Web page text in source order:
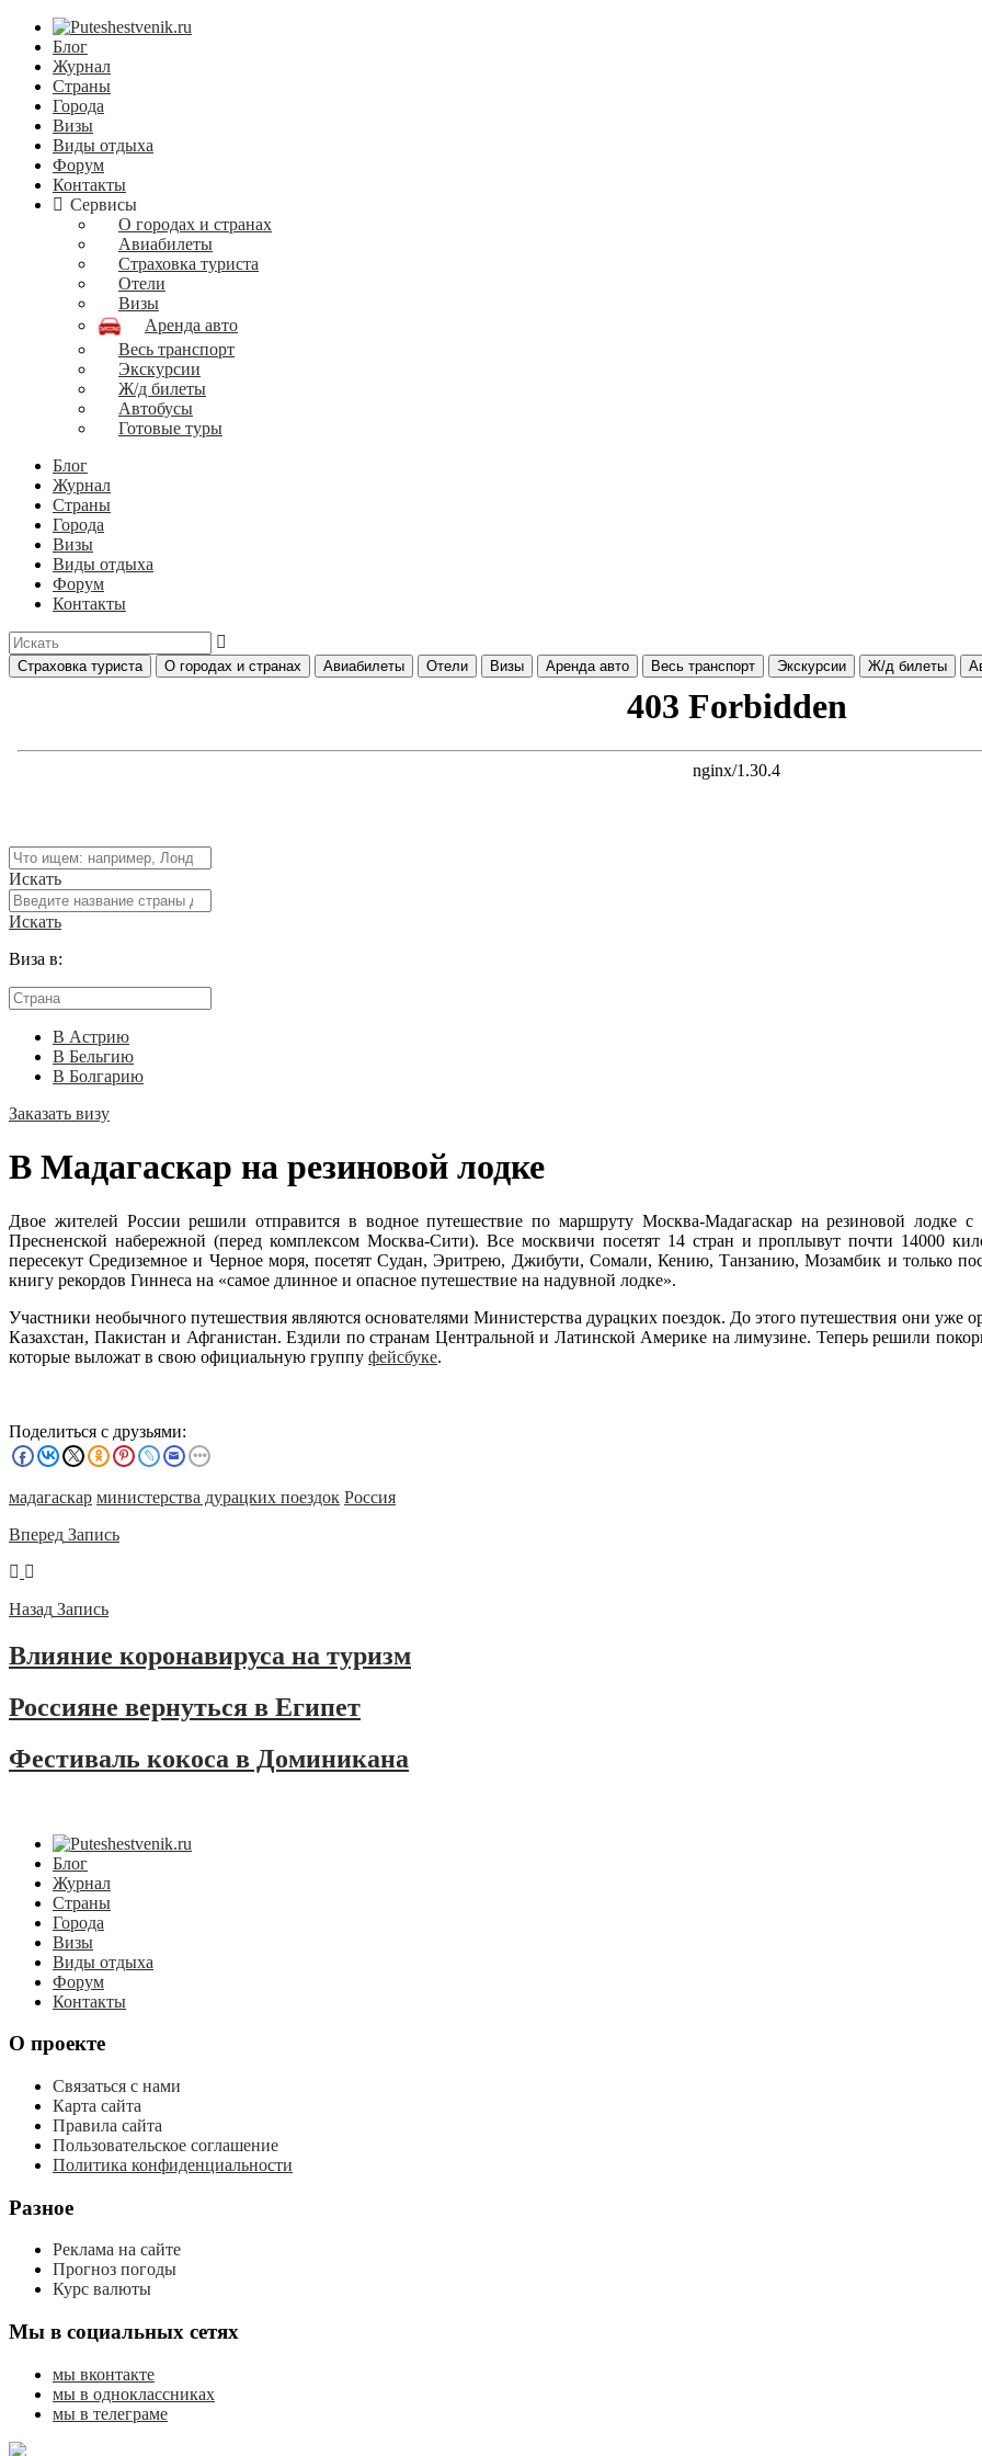
Блог
Журнал
Страны
Города
Визы
Виды отдыха
Форум
Контакты
Сервисы
О городах и странах
Авиабилеты
Страховка туриста
Отели
Визы
Аренда авто
Весь транспорт
Экскурсии
Ж/д билеты
Автобусы
Готовые туры
Блог
Журнал
Страны
Города
Визы
Виды отдыха
Форум
Контакты
Страховка туриста О городах и странах Авиабилеты Отели Визы Аренда авто Весь транспорт Экскурсии Ж/д билеты
Искать
Искать
Виза в:
В Астрию
В Бельгию
В Болгарию
Заказать визу
В Мадагаскар на резиновой лодке
Двое жителей России решили отправится в водное путешествие по маршруту Москва-Мадагаскар на резиновой лодке
Пресненской набережной (перед комплексом Москва-Сити). Все москвичи посетят 14 стран и проплывут почти 14000
пересекут Средиземное и Черное моря, посетят Судан, Эритрею, Джибути, Сомали, Кению, Танзанию, Мозамбик и только
книгу рекордов Гиннеса на «самое длинное и опасное путешествие на надувной лодке».
Участники необычного путешествия являются основателями Министерства дурацких поездок. До этого путешествия они уже
Казахстан, Пакистан и Афганистан. Ездили по странам Центральной и Латинской Америке на лимузине. Теперь решили
которые выложат в свою официальную группу фейсбуке.
Поделиться с друзьями:
мадагаскар министерства дурацких поездок Россия
Вперед Запись
Назад Запись
Влияние коронавируса на туризм
Россияне вернуться в Египет
Фестиваль кокоса в Доминикана
Блог
Журнал
Страны
Города
Визы
Виды отдыха
Форум
Контакты
О проекте
Связаться с нами
Карта сайта
Правила сайта
Пользовательское соглашение
Политика конфиденциальности
Разное
Реклама на сайте
Прогноз погоды
Курс валюты
Мы в социальных сетях
мы вконтакте
мы в одноклассниках
мы в телеграме